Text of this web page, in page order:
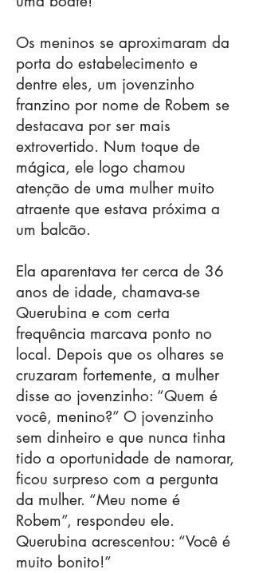
Os meninos se aproximaram da
porta do estabelecimento e
dentre eles, um jovenzinho
franzino por nome de Robem se
destacava por ser mais
extrovertido. Num toque de
mágica, ele logo chamou
atenção de uma mulher muito
atraente que estava próxima a
um balcão.
Ela aparentava ter cerca de 36
anos de idade, chamava-se
Querubina e com certa
frequência marcava ponto no
local. Depois que os olhares se
cruzaram fortemente, a mulher
disse ao jovenzinho: “Quem é
você, menino?” O jovenzinho
sem dinheiro e que nunca tinha
tido a oportunidade de namorar,
ficou surpreso com a pergunta
da mulher. “Meu nome é
Robem”, respondeu ele.
Querubina acrescentou: “Você é
muito bonito!”